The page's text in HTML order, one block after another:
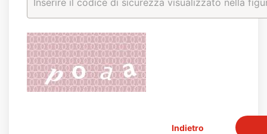
Indietro